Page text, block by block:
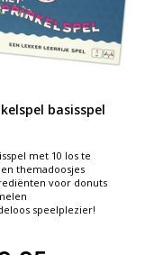
basisspel
met 10 los te
themadoosjes
voor donuts
speelplezier!